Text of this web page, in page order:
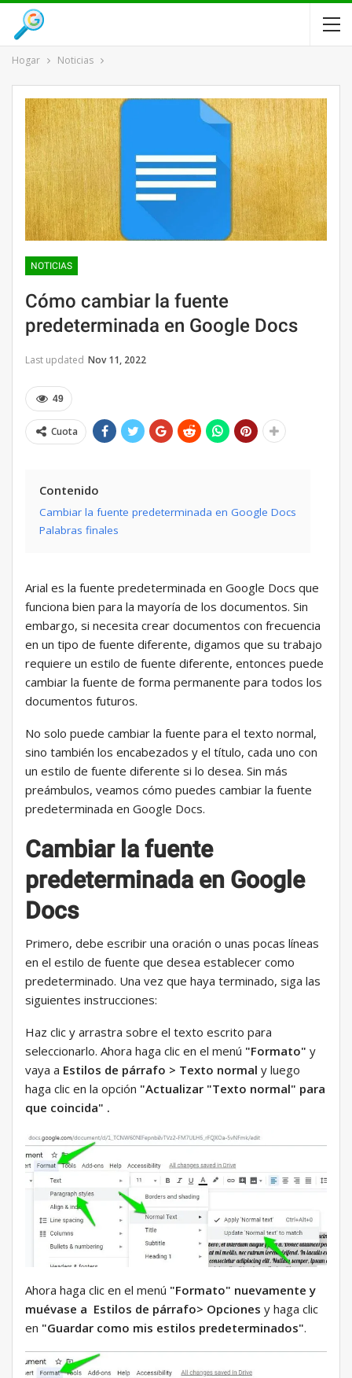
Hogar Noticias
NOTICIAS
Cómo cambiar la fuente
predeterminada en Google Docs
Last updated Nov 11, 2022
49
Cuota
Contenido
Cambiar la fuente predeterminada en Google Docs
Palabras finales
Arial es la fuente predeterminada en Google Docs que
funciona bien para la mayoría de los documentos. Sin
embargo, si necesita crear documentos con frecuencia
en un tipo de fuente diferente, digamos que su trabajo
requiere un estilo de fuente diferente, entonces puede
cambiar la fuente de forma permanente para todos los
documentos futuros.
No solo puede cambiar la fuente para el texto normal,
sino también los encabezados y el título, cada uno con
un estilo de fuente diferente si lo desea. Sin más
preámbulos, veamos cómo puedes cambiar la fuente
predeterminada en Google Docs.
Cambiar la fuente
predeterminada en Google
Docs
Primero, debe escribir una oración o unas pocas líneas
en el estilo de fuente que desea establecer como
predeterminado. Una vez que haya terminado, siga las
siguientes instrucciones:
Haz clic y arrastra sobre el texto escrito para
seleccionarlo. Ahora haga clic en el menú "Formato" y
vaya a Estilos de párrafo > Texto normal y luego
haga clic en la opción "Actualizar "Texto normal" para
que coincida" .
Ahora haga clic en el menú "Formato" nuevamente y
muévase a Estilos de párrafo> Opciones y haga clic
en "Guardar como mis estilos predeterminados".